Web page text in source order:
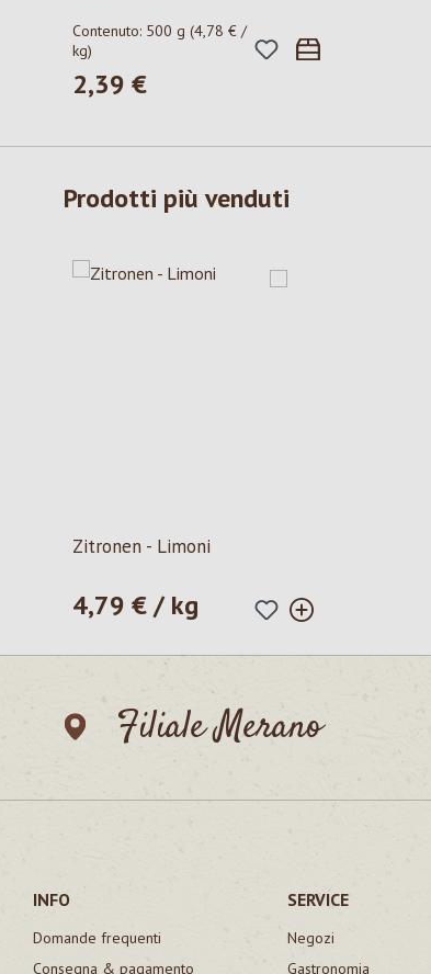
Contenuto: 500 g (4,78 € /
kg)
Prezzo normale:
2,39 €
Prodotti più venduti
Zitronen - Limoni
Prezzo normale:
4,79 € / kg
Filiale Merano
INFO
Domande frequenti
Consegna & pagamento
SERVICE
Negozi
Gastronomia